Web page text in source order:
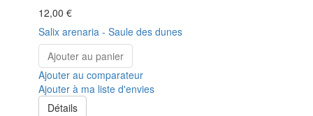
12,00 €
Salix arenaria - Saule des dunes
Ajouter au panier
Ajouter au comparateur
Ajouter à ma liste d'envies
Détails